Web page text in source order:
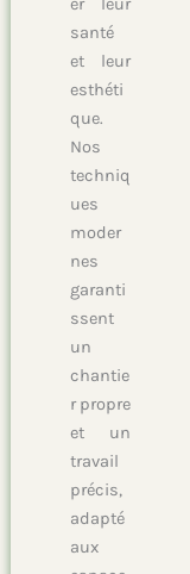
er leur
santé
et leur
esthéti
que.
Nos
techniq
ues
moder
nes
garanti
ssent
un
chantie
r propre
et un
travail
précis,
adapté
aux